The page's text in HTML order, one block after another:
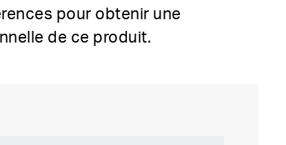
pour obtenir une
de ce produit.